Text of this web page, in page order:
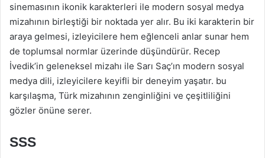
sinemasının ikonik karakterleri ile modern sosyal medya
mizahının birleştiği bir noktada yer alır. Bu iki karakterin bir
araya gelmesi, izleyicilere hem eğlenceli anlar sunar hem
de toplumsal normlar üzerinde düşündürür. Recep
İvedik’in geleneksel mizahı ile Sarı Saç’ın modern sosyal
medya dili, izleyicilere keyifli bir deneyim yaşatır. bu
karşılaşma, Türk mizahının zenginliğini ve çeşitliliğini
gözler önüne serer.
SSS